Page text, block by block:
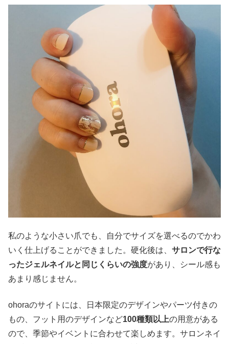
私のような小さい爪でも、自分でサイズを選べるのでかわ
いく仕上げることができました。硬化後は、 サロンで行な
ったジェルネイルと同じくらいの強度があり、シール感も
あまり感じません。
ohoraのサイトには、日本限定のデザインやパーツ付きの
もの、フット用のデザインなど100種類以上の用意がある
ので、季節やイベントに合わせて楽しめます。サロンネイ